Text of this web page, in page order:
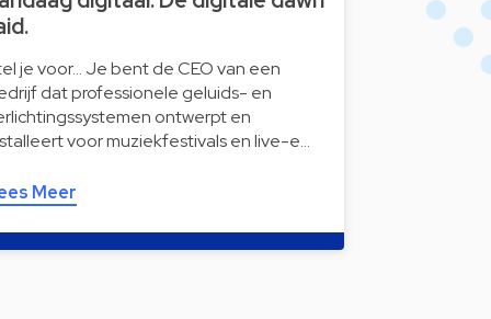
je voor… Je bent de CEO van een
dat professionele geluids- en
ontwerpt en
voor muziekfestivals en live-e…
Meer